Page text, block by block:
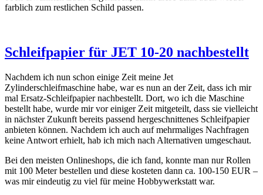
farblich zum restlichen Schild passen.
Schleifpapier für JET 10-20 nachbestellt
Nachdem ich nun schon einige Zeit meine Jet
Zylinderschleifmaschine habe, war es nun an der Zeit, dass ich mir
mal Ersatz-Schleifpapier nachbestellt. Dort, wo ich die Maschine
bestellt habe, wurde mir vor einiger Zeit mitgeteilt, dass sie vielleicht
in nächster Zukunft bereits passend hergeschnittenes Schleifpapier
anbieten können. Nachdem ich auch auf mehrmaliges Nachfragen
keine Antwort erhielt, hab ich mich nach Alternativen umgeschaut.
Bei den meisten Onlineshops, die ich fand, konnte man nur Rollen
mit 100 Meter bestellen und diese kosteten dann ca. 100-150 EUR –
was mir eindeutig zu viel für meine Hobbywerkstatt war.